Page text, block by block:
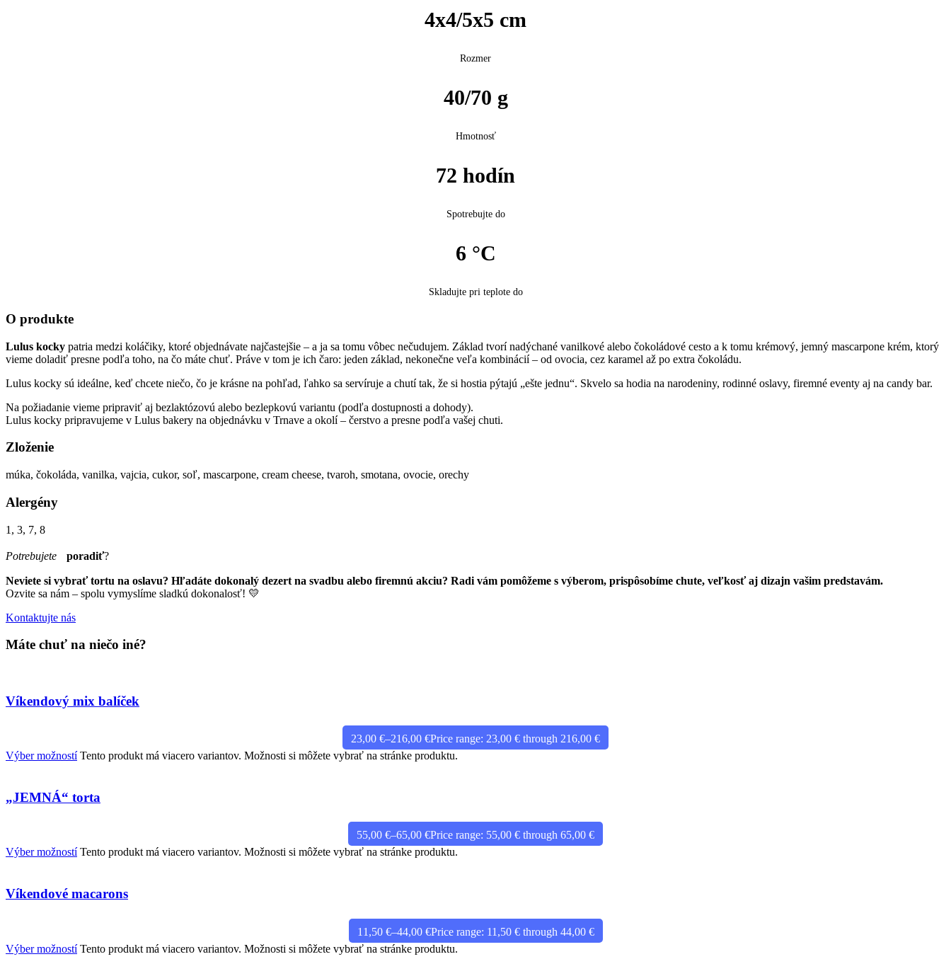
4x4/5x5 cm
Rozmer
40/70 g
Hmotnosť
72 hodín
Spotrebujte do
6 °C
Skladujte pri teplote do
O produkte
Lulus kocky patria medzi koláčiky, ktoré objednávate najčastejšie – a ja sa tomu vôbec nečudujem. Základ tvorí nadýchané vanilkové alebo čokoládové cesto a k tomu krémový, jemný mascarpone krém, ktorý
vieme doladiť presne podľa toho, na čo máte chuť. Práve v tom je ich čaro: jeden základ, nekonečne veľa kombinácií – od ovocia, cez karamel až po extra čokoládu.
Lulus kocky sú ideálne, keď chcete niečo, čo je krásne na pohľad, ľahko sa servíruje a chutí tak, že si hostia pýtajú „ešte jednu“. Skvelo sa hodia na narodeniny, rodinné oslavy, firemné eventy aj na candy bar.
Na požiadanie vieme pripraviť aj bezlaktózovú alebo bezlepkovú variantu (podľa dostupnosti a dohody).
Lulus kocky pripravujeme v Lulus bakery na objednávku v Trnave a okolí – čerstvo a presne podľa vašej chuti.
Zloženie
múka, čokoláda, vanilka, vajcia, cukor, soľ, mascarpone, cream cheese, tvaroh, smotana, ovocie, orechy
Alergény
1, 3, 7, 8
Potrebujete poradiť?
Neviete si vybrať tortu na oslavu? Hľadáte dokonalý dezert na svadbu alebo firemnú akciu? Radi vám pomôžeme s výberom, prispôsobíme chute, veľkosť aj dizajn vašim predstavám.
Ozvite sa nám – spolu vymyslíme sladkú dokonalosť! 💛
Kontaktujte nás
Máte chuť na niečo iné?
Víkendový mix balíček
23,00 €–216,00 €Price range: 23,00 € through 216,00 €
Výber možností Tento produkt má viacero variantov. Možnosti si môžete vybrať na stránke produktu.
„JEMNÁ“ torta
55,00 €–65,00 €Price range: 55,00 € through 65,00 €
Výber možností Tento produkt má viacero variantov. Možnosti si môžete vybrať na stránke produktu.
Víkendové macarons
11,50 €–44,00 €Price range: 11,50 € through 44,00 €
Výber možností Tento produkt má viacero variantov. Možnosti si môžete vybrať na stránke produktu.